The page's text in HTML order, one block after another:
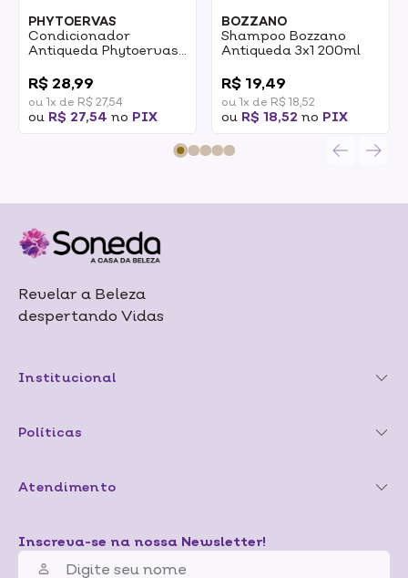
PHYTOERVAS
Condicionador
Antiqueda Phytoervas
R$ 28,99
ou 1x de R$ 27,54
ou R$ 27,54 no PIX
BOZZANO
Shampoo Bozzano
Antiqueda 3x1 200ml
R$ 19,49
ou 1x de R$ 18,52
ou R$ 18,52 no PIX
Revelar a Beleza
despertando Vidas
Institucional
Políticas
Atendimento
Inscreva-se na nossa Newsletter!